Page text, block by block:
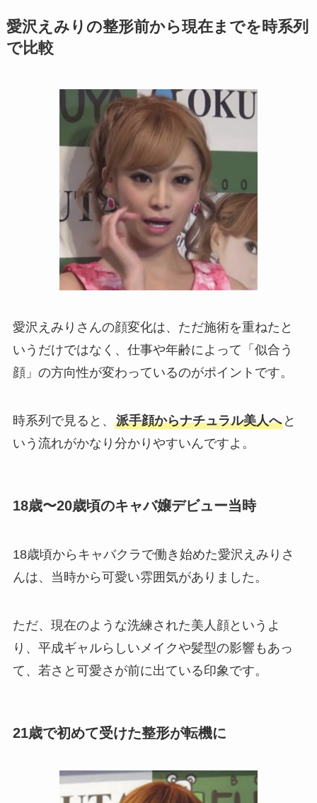
愛沢えみりの整形前から現在までを時系列
で比較
愛沢えみりさんの顔変化は、ただ施術を重ねたと
いうだけではなく、仕事や年齢によって「似合う
顔」の方向性が変わっているのがポイントです。
時系列で見ると、 派手顔からナチュラル美人へと
いう流れがかなり分かりやすいんですよ。
18歳〜20歳頃のキャバ嬢デビュー当時
18歳頃からキャバクラで働き始めた愛沢えみりさ
んは、当時から可愛い雰囲気がありました。
ただ、現在のような洗練された美人顔というよ
り、平成ギャルらしいメイクや髪型の影響もあっ
て、若さと可愛さが前に出ている印象です。
21歳で初めて受けた整形が転機に